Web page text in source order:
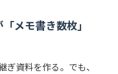
メモ書き数枚」
資料を作る。でも、